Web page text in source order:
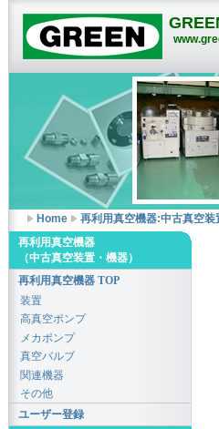
Home 再利用真空機器:中古真空装
再利用真空機器
（中古真空装置・機器）
再利用真空機器 TOP
装置
高真空ポンプ
メカポンプ
真空バルブ
関連機器
その他
ユーザー登録